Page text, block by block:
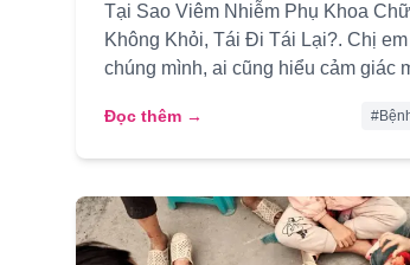
Tại Sao Viêm Nhiễm Phụ Khoa
Không Khỏi, Tái Đi Tái Lại?. Chị
chúng mình, ai cũng hiểu cảm giác
Đọc thêm → #